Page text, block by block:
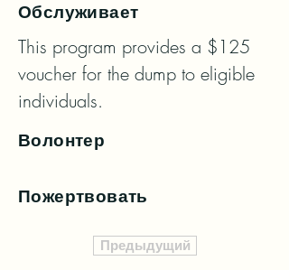
Обслуживает
This program provides a $125
voucher for the dump to eligible
individuals.
Волонтер
Пожертвовать
Предыдущий